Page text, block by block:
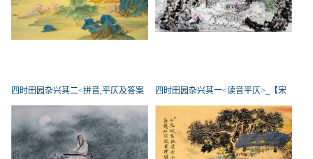
四时田园杂兴其二<拼音,平仄及答案 四时田园杂兴其一<读音平仄>_【宋